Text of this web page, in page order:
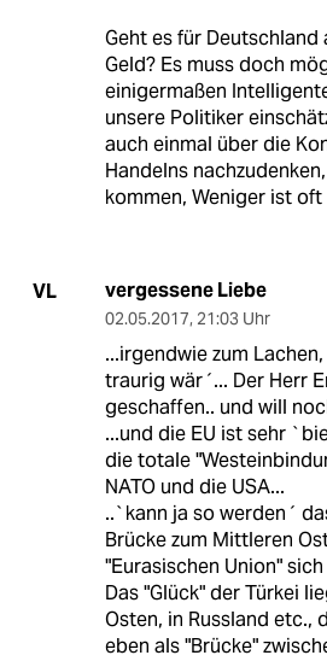
Geht es für
Geld? Es muss doch
einigermaßen
unsere Politiker
auch einmal über die
Handelns
kommen, Weniger ist oft
VL vergessene Liebe
02.05.2017, 21:03 Uhr
...irgendwie zum
traurig wär´... Der Herr
geschaffen.. und will
...und die EU ist sehr
die totale
NATO und die USA...
..`kann ja so werden´
Brücke zum Mittleren
"Eurasischen Union"
Das "Glück" der Türkei
Osten, in Russland etc.,
eben als "Brücke"